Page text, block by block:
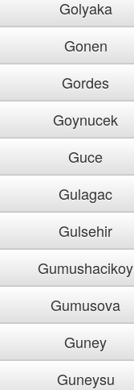
Golyaka
Gonen
Gordes
Goynucek
Guce
Gulagac
Gulsehir
Gumushacikoy
Gumusova
Guney
Guneysu